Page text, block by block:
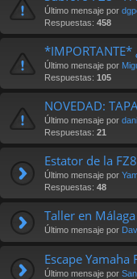
Último mensaje por
Respuestas: 458
Último mensaje por
Respuestas: 105
NOVEDAD:
Último mensaje por
Respuestas: 21
Estator de la FZ8
Último mensaje por
Respuestas: 48
Taller en
Último mensaje por
Escape Yamaha
Último mensaje por